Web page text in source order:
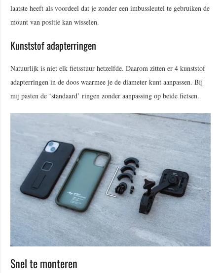
laatste heeft als voordeel dat je zonder een imbussleutel te gebruiken de
mount van positie kan wisselen.
Kunststof adapterringen
Natuurlijk is niet elk fietsstuur hetzelfde. Daarom zitten er 4 kunststof
adapterringen in de doos waarmee je de diameter kunt aanpassen. Bij
mij pasten de ‘standaard’ ringen zonder aanpassing op beide fietsen.
Snel te monteren